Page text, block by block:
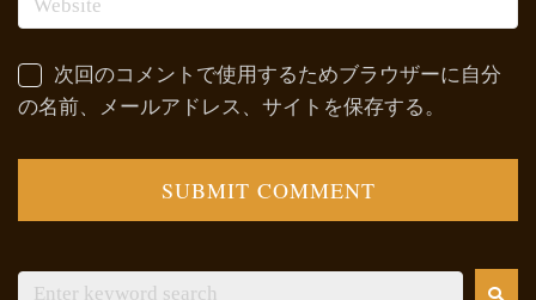
次回のコメントで使用するためブラウザーに自分
の名前、メールアドレス、サイトを保存する。